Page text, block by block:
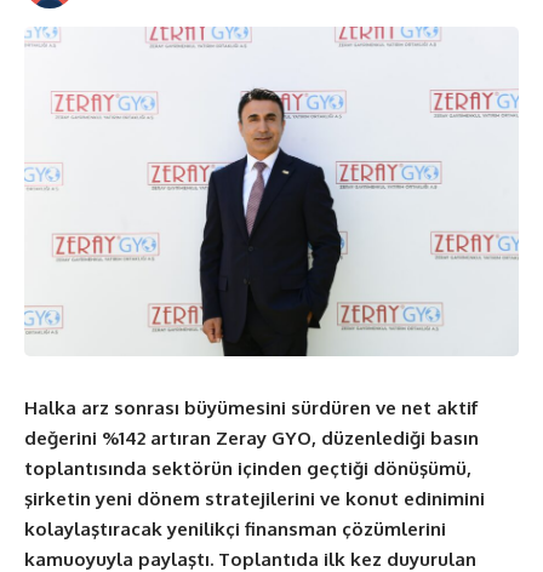
Halka arz sonrası büyümesini sürdüren ve net aktif
değerini %142 artıran Zeray GYO, düzenlediği basın
toplantısında sektörün içinden geçtiği dönüşümü,
şirketin yeni dönem stratejilerini ve konut edinimini
kolaylaştıracak yenilikçi finansman çözümlerini
kamuoyuyla paylaştı. Toplantıda ilk kez duyurulan